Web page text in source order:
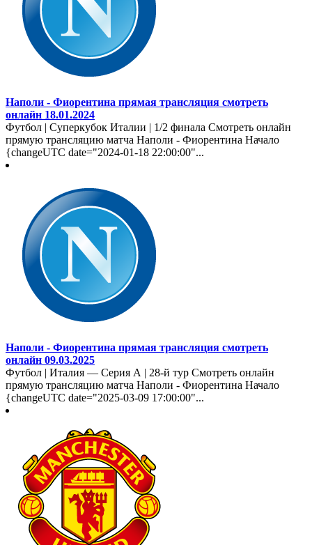
Наполи - Фиорентина прямая трансляция смотреть
онлайн 18.01.2024
Футбол | Суперкубок Италии | 1/2 финала Смотреть онлайн
прямую трансляцию матча Наполи - Фиорентина Начало
{changeUTC date="2024-01-18 22:00:00"...
Наполи - Фиорентина прямая трансляция смотреть
онлайн 09.03.2025
Футбол | Италия — Серия А | 28-й тур Смотреть онлайн
прямую трансляцию матча Наполи - Фиорентина Начало
{changeUTC date="2025-03-09 17:00:00"...